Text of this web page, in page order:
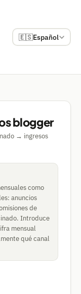
🇪🇸Español
blogger
→ ingresos
como
anuncios
de
Introduce
mensual
qué canal